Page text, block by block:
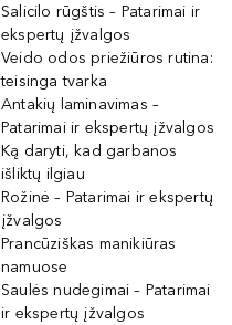
Salicilo rūgštis – Patarimai ir
ekspertų įžvalgos
Veido odos priežiūros rutina:
teisinga tvarka
Antakių laminavimas –
Patarimai ir ekspertų įžvalgos
Ką daryti, kad garbanos
išliktų ilgiau
Rožinė – Patarimai ir ekspertų
įžvalgos
Prancūziškas manikiūras
namuose
Saulės nudegimai – Patarimai
ir ekspertų įžvalgos